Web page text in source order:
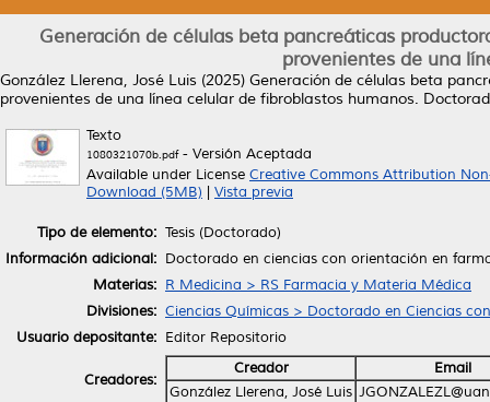
Generación de células beta pancreáticas
provenientes de una
González Llerena, José Luis (2025) Generación de células beta
provenientes de una línea celular de fibroblastos humanos.
Texto
1080321070b.pdf- Versión Aceptada
Available under License Creative Commons Attribution
Download (5MB)
Vista previa
Tipo de elemento: Tesis (Doctorado)
Información adicional: Doctorado en ciencias con orientación en
Materias: R Medicina > RS Farmacia y Materia Médica
Divisiones: Ciencias Químicas > Doctorado en Ciencias
Usuario depositante: Editor Repositorio
Creadores:
Creador
Email
González Llerena, José Luis